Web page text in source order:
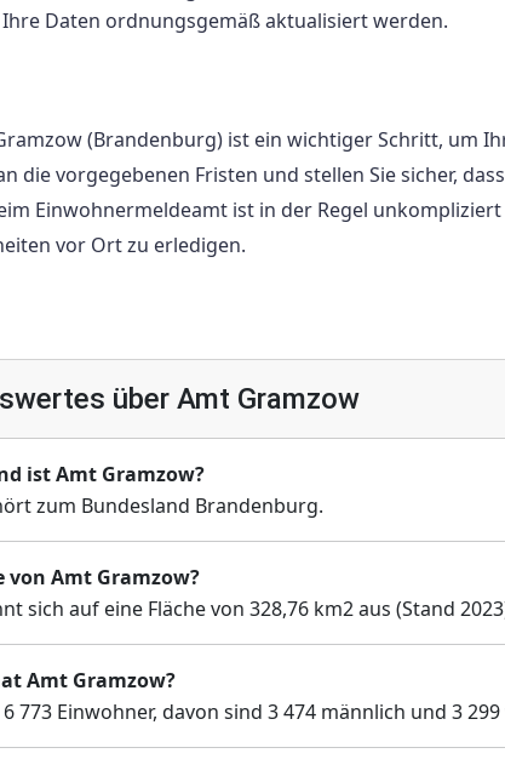
Daten ordnungsgemäß aktualisiert werden.
(Brandenburg) ist ein wichtiger Schritt, um
die vorgegebenen Fristen und stellen Sie sicher,
Einwohnermeldeamt ist in der Regel
vor Ort zu erledigen.
über Amt Gramzow
ist Amt Gramzow?
zum Bundesland Brandenburg.
von Amt Gramzow?
sich auf eine Fläche von 328,76 km2 aus (Stand
Amt Gramzow?
773 Einwohner, davon sind 3 474 männlich und 3